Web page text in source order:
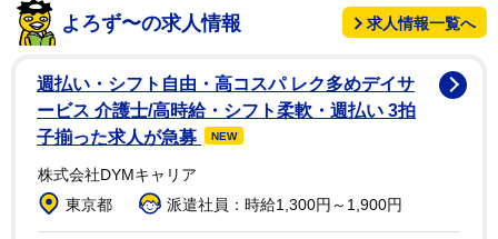
表理事で、自身もゲイであることを公表している同誌の
編集スタッフ・松岡宗嗣氏に加え、第2号に登場する３
１人の当事者のうち、学校法人の入学広報部に勤務する
佐藤サエ氏（レズビアン）、ピラティス・トレーナーの
多和田真希氏（トランスジェンダー男性）が登壇。福島
中央テレビの直川貴博アナウンサーがMCを務めた。
よろず〜の求人情報 求人情報一覧へ
週払い・シフト自由・高コスパ レク多めデイサ
ービス 介護士/高時給・シフト柔軟・週払い 3拍
子揃った求人が急募
NEW
株式会社DYMキャリア
東京都
派遣社員：時給1,300円～1,900円